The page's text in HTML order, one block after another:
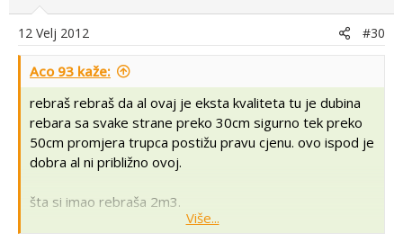
12 Velj 2012 #30
Aco 93 kaže:
rebraš rebraš da al ovaj je eksta kvaliteta tu je dubina
rebara sa svake strane preko 30cm sigurno tek preko
50cm promjera trupca postižu pravu cjenu. ovo ispod je
dobra al ni približno ovoj.
šta si imao rebraša 2m3.
Više...